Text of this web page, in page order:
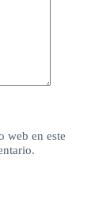
web en este